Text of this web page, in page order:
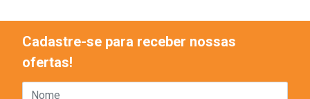
Cadastre-se para receber nossas
ofertas!